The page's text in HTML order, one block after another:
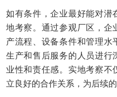
如有条件，企业最好能对潜
地考察。通过参观厂区，企
产流程、设备条件和管理水
生产和售后服务的人员进行
业性和责任感。实地考察不
立良好的合作关系，为后续